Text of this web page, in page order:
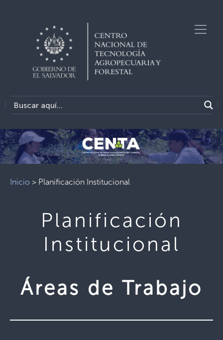
Inicio > Planificación Institucional
Planificación
Institucional
Áreas de Trabajo